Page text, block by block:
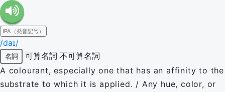
IPA（発音記号）
/daɪ/
名詞 可算名詞 不可算名詞
A colourant, especially one that has an affinity to the
substrate to which it is applied. / Any hue, color, or